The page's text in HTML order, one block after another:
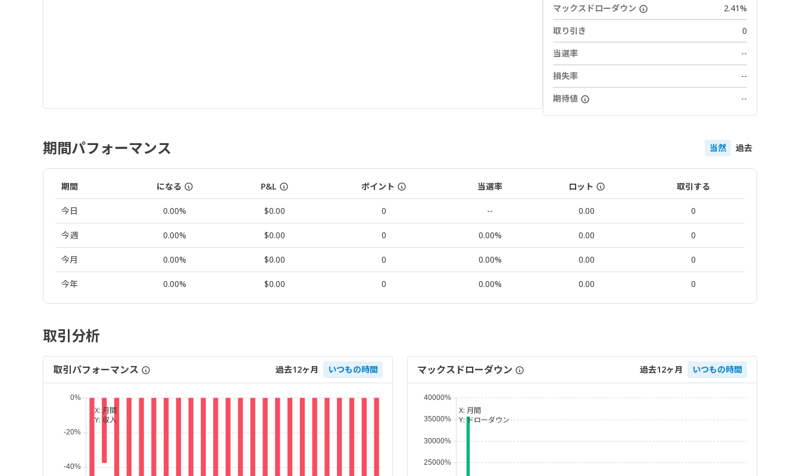
マックスドローダウン
2.41%
取り引き
0
当選率
--
損失率
--
期待値
--
期間パフォーマンス 当然 過去
期間 になる P&L ポイント 当選率 ロット 取引する
今日 0.00% $0.00 0 -- 0.00 0
今週 0.00% $0.00 0 0.00% 0.00 0
今月 0.00% $0.00 0 0.00% 0.00 0
今年 0.00% $0.00 0 0.00% 0.00 0
取引分析
取引パフォーマンス 過去12ヶ月 いつもの時間
X: 月間
Y: 収入
マックスドローダウン 過去12ヶ月 いつもの時間
X: 月間
Y:ドローダウン